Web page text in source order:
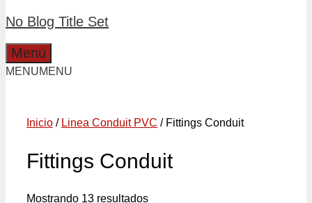
No Blog Title Set
Menú
MENUMENU
Inicio / Linea Conduit PVC / Fittings Conduit
Fittings Conduit
Mostrando 13 resultados